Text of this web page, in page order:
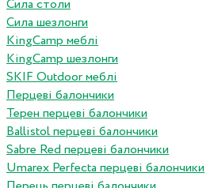
Сила столи
Сила шезлонги
KingCamp меблі
KingCamp шезлонги
SKIF Outdoor меблі
Перцеві балончики
Терен перцеві балончики
Ballistol перцеві балончики
Sabre Red перцеві балончики
Umarex Perfecta перцеві балончики